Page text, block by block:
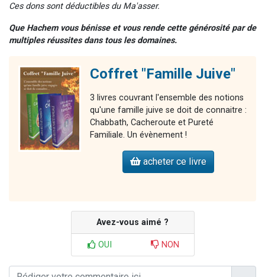
Ces dons sont déductibles du Ma'asser.
Que Hachem vous bénisse et vous rende cette générosité par de
multiples réussites dans tous les domaines.
Coffret "Famille Juive"
3 livres couvrant l'ensemble des notions
qu'une famille juive se doit de connaitre :
Chabbath, Cacheroute et Pureté
Familiale. Un évènement !
acheter ce livre
Avez-vous aimé ?
OUI NON